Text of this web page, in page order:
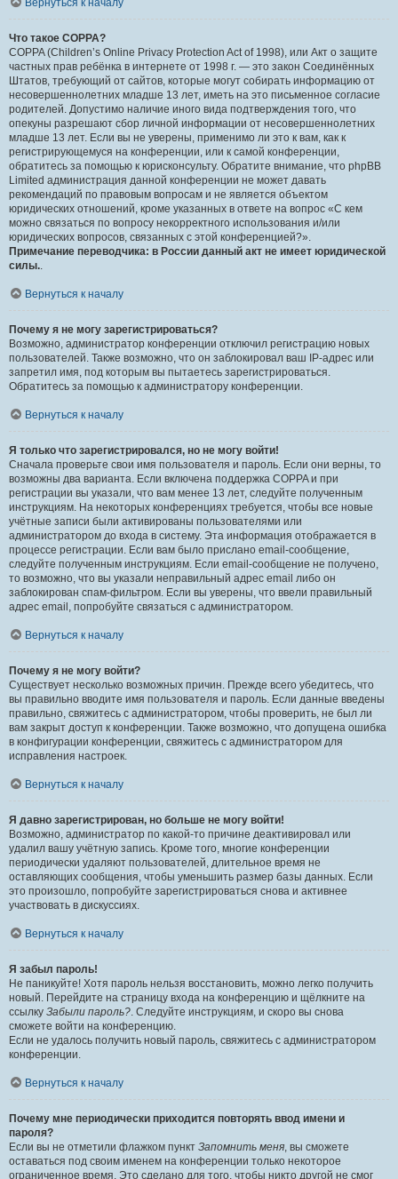
Вернуться к началу
Что такое COPPA?
COPPA (Children’s Online Privacy Protection Act of 1998), или Акт о защите
частных прав ребёнка в интернете от 1998 г. — это закон Соединённых
Штатов, требующий от сайтов, которые могут собирать информацию от
несовершеннолетних младше 13 лет, иметь на это письменное согласие
родителей. Допустимо наличие иного вида подтверждения того, что
опекуны разрешают сбор личной информации от несовершеннолетних
младше 13 лет. Если вы не уверены, применимо ли это к вам, как к
регистрирующемуся на конференции, или к самой конференции,
обратитесь за помощью к юрисконсульту. Обратите внимание, что phpBB
Limited администрация данной конференции не может давать
рекомендаций по правовым вопросам и не является объектом
юридических отношений, кроме указанных в ответе на вопрос «С кем
можно связаться по вопросу некорректного использования и/или
юридических вопросов, связанных с этой конференцией?».
Примечание переводчика: в России данный акт не имеет юридической
силы..
Вернуться к началу
Почему я не могу зарегистрироваться?
Возможно, администратор конференции отключил регистрацию новых
пользователей. Также возможно, что он заблокировал ваш IP-адрес или
запретил имя, под которым вы пытаетесь зарегистрироваться.
Обратитесь за помощью к администратору конференции.
Вернуться к началу
Я только что зарегистрировался, но не могу войти!
Сначала проверьте свои имя пользователя и пароль. Если они верны, то
возможны два варианта. Если включена поддержка COPPA и при
регистрации вы указали, что вам менее 13 лет, следуйте полученным
инструкциям. На некоторых конференциях требуется, чтобы все новые
учётные записи были активированы пользователями или
администратором до входа в систему. Эта информация отображается в
процессе регистрации. Если вам было прислано email-сообщение,
следуйте полученным инструкциям. Если email-сообщение не получено,
то возможно, что вы указали неправильный адрес email либо он
заблокирован спам-фильтром. Если вы уверены, что ввели правильный
адрес email, попробуйте связаться с администратором.
Вернуться к началу
Почему я не могу войти?
Существует несколько возможных причин. Прежде всего убедитесь, что
вы правильно вводите имя пользователя и пароль. Если данные введены
правильно, свяжитесь с администратором, чтобы проверить, не был ли
вам закрыт доступ к конференции. Также возможно, что допущена ошибка
в конфигурации конференции, свяжитесь с администратором для
исправления настроек.
Вернуться к началу
Я давно зарегистрирован, но больше не могу войти!
Возможно, администратор по какой-то причине деактивировал или
удалил вашу учётную запись. Кроме того, многие конференции
периодически удаляют пользователей, длительное время не
оставляющих сообщения, чтобы уменьшить размер базы данных. Если
это произошло, попробуйте зарегистрироваться снова и активнее
участвовать в дискуссиях.
Вернуться к началу
Я забыл пароль!
Не паникуйте! Хотя пароль нельзя восстановить, можно легко получить
новый. Перейдите на страницу входа на конференцию и щёлкните на
ссылку Забыли пароль?. Следуйте инструкциям, и скоро вы снова
сможете войти на конференцию.
Если не удалось получить новый пароль, свяжитесь с администратором
конференции.
Вернуться к началу
Почему мне периодически приходится повторять ввод имени и
пароля?
Если вы не отметили флажком пункт Запомнить меня, вы сможете
оставаться под своим именем на конференции только некоторое
ограниченное время. Это сделано для того, чтобы никто другой не смог